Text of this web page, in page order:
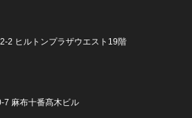
2 ヒルトンプラザウエスト19階
7 麻布十番髙木ビル